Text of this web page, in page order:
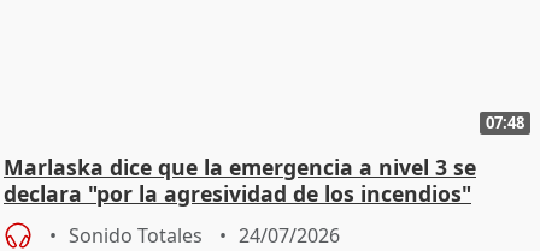
07:48
Marlaska dice que la emergencia a nivel 3 se
declara "por la agresividad de los incendios"
Sonido Totales 24/07/2026